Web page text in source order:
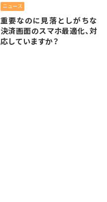
ニュース
重要なのに見落としがちな
決済画面のスマホ最適化、対
応していますか？